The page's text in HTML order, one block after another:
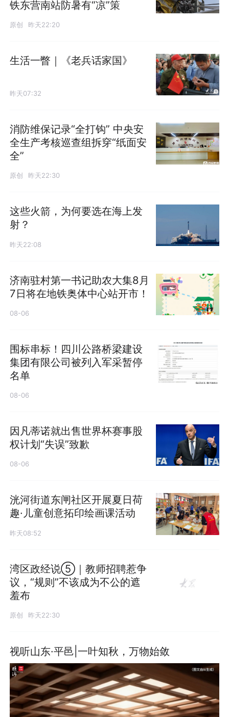
铁东营南站防暑有“凉”策
原创 昨天22:20
生活一瞥｜《老兵话家国》
昨天07:32
消防维保记录“全打钩” 中央安
全生产考核巡查组拆穿“纸面安
全”
原创 昨天22:30
这些火箭，为何要选在海上发
射？
昨天22:08
济南驻村第一书记助农大集8月
7日将在地铁奥体中心站开市！
08-06
围标串标！四川公路桥梁建设
集团有限公司被列入军采暂停
名单
08-06
因凡蒂诺就出售世界杯赛事股
权计划“失误”致歉
08-06
洸河街道东闸社区开展夏日荷
趣·儿童创意拓印绘画课活动
昨天08:52
湾区政经说⑤｜教师招聘惹争
议，“规则”不该成为不公的遮
羞布
原创 昨天22:30
视听山东·平邑|一叶知秋，万物始敛